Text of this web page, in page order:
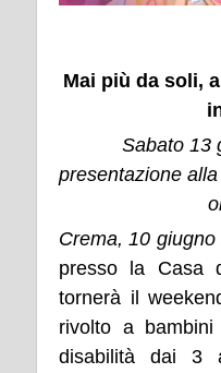
Mai più da soli,
Sabato 13
presentazione
Crema, 10 giugno
presso la Casa
tornerà il
rivolto a
disabilità dai 3